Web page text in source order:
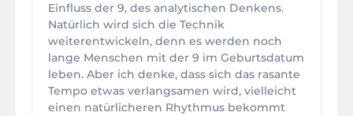
Einfluss der 9, des analytischen Denkens.
Natürlich wird sich die Technik
weiterentwickeln, denn es werden noch
lange Menschen mit der 9 im Geburtsdatum
leben. Aber ich denke, dass sich das rasante
Tempo etwas verlangsamen wird, vielleicht
einen natürlicheren Rhythmus bekommt